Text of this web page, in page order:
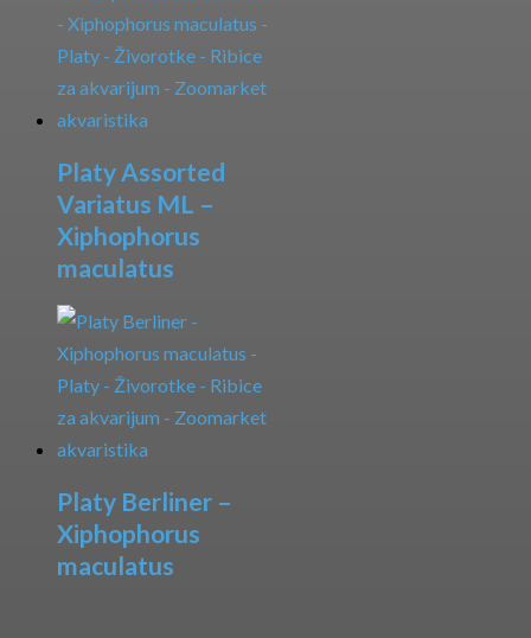
Platy Assorted
Variatus ML –
Xiphophorus
maculatus
Platy Berliner –
Xiphophorus
maculatus